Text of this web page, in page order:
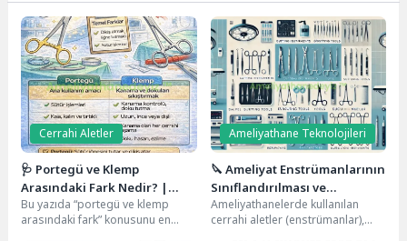
Cerrahi Aletler
🩺 Portegü ve Klemp
Arasındaki Fark Nedir? |
Ameliyathanede En Çok
Karıştırılan İki Alet
Bu yazıda “portegü ve klemp
arasındaki fark” konusunu en
Ameliyathane Teknolojileri
🔪 Ameliyat Enstrümanlarının
Sınıflandırılması ve
Özellikleri
Ameliyathanelerde kullanılan
cerrahi aletler (enstrümanlar),